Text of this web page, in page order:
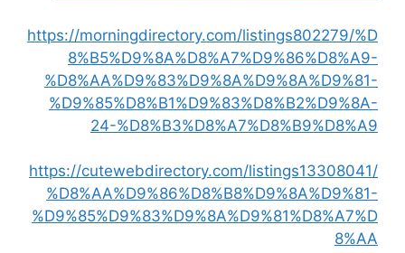
https://morningdirectory.com/listings802279/%D
8%B5%D9%8A%D8%A7%D9%86%D8%A9-
%D8%AA%D9%83%D9%8A%D9%8A%D9%81-
%D9%85%D8%B1%D9%83%D8%B2%D9%8A-
24-%D8%B3%D8%A7%D8%B9%D8%A9
https://cutewebdirectory.com/listings13308041/
%D8%AA%D9%86%D8%B8%D9%8A%D9%81-
%D9%85%D9%83%D9%8A%D9%81%D8%A7%D
8%AA